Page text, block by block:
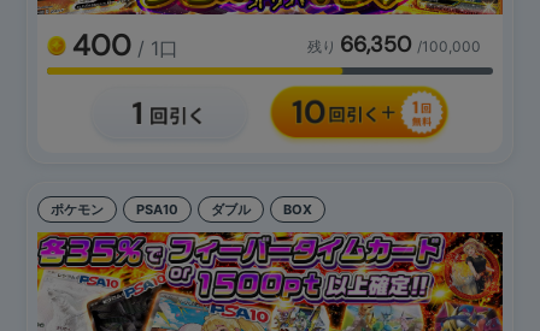
400 / 1口 残り 66,350 /100,000
ポケモン PSA10 ダブル BOX